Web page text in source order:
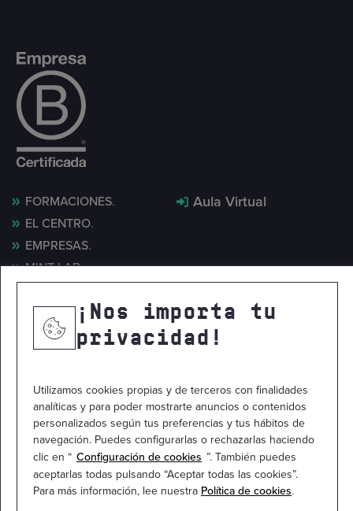
FORMACIONES
EL CENTRO
EMPRESAS
MINT LAB
CONTACTO
Aula Virtual
¡Nos importa tu
privacidad!
Utilizamos cookies propias y de terceros con finalidades
analíticas y para poder mostrarte anuncios o contenidos
personalizados según tus preferencias y tus hábitos de
navegación. Puedes configurarlas o rechazarlas haciendo
clic en “ Configuración de cookies ”. También puedes
aceptarlas todas pulsando “Aceptar todas las cookies”.
Para más información, lee nuestra Política de cookies.